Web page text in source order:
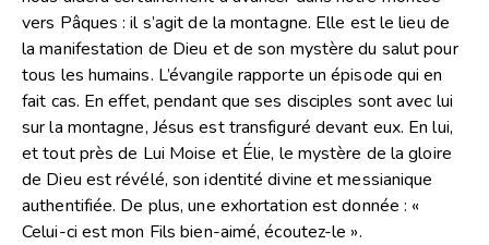
vers Pâques : il s’agit de la montagne. Elle est le lieu de
la manifestation de Dieu et de son mystère du salut pour
tous les humains. L’évangile rapporte un épisode qui en
fait cas. En effet, pendant que ses disciples sont avec lui
sur la montagne, Jésus est transfiguré devant eux. En lui,
et tout près de Lui Moise et Élie, le mystère de la gloire
de Dieu est révélé, son identité divine et messianique
authentifiée. De plus, une exhortation est donnée : «
Celui-ci est mon Fils bien-aimé, écoutez-le ».